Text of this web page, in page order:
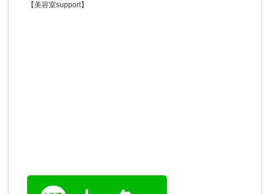
【美容室support】